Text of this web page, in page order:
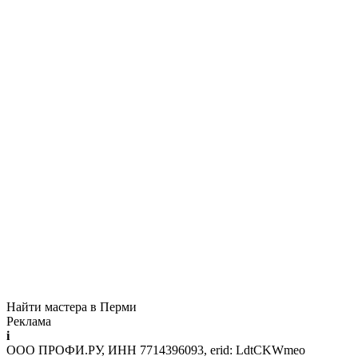
Найти мастера в Перми
Реклама
i
ООО ПРОФИ.РУ, ИНН 7714396093, erid: LdtCKWmeo